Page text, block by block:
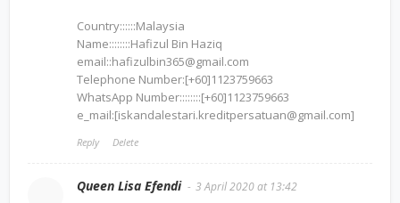
Country::::::Malaysia
Name::::::::Hafizul Bin Haziq
email::hafizulbin365@gmail.com
Telephone Number:[+60]1123759663
WhatsApp Number::::::::[+60]1123759663
e_mail:[iskandalestari.kreditpersatuan@gmail.com]
Reply Delete
Queen Lisa Efendi 3 April 2020 at 13:42